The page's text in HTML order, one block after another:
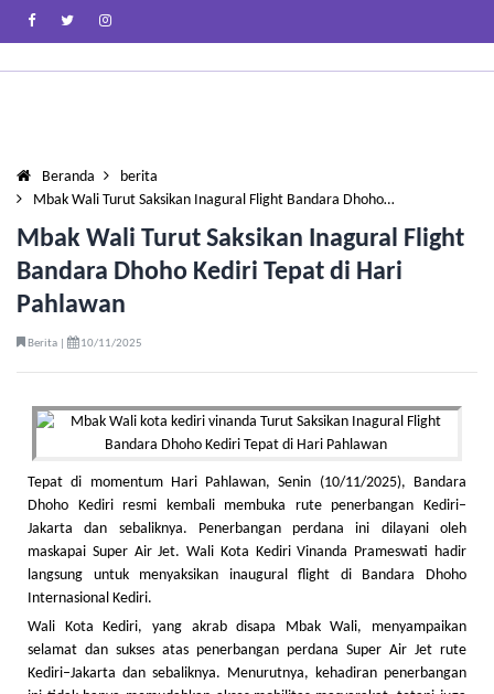
Beranda
berita
Mbak Wali Turut Saksikan Inagural Flight Bandara Dhoho…
Mbak Wali Turut Saksikan Inagural Flight
Bandara Dhoho Kediri Tepat di Hari
Pahlawan
Berita | 10/11/2025
Tepat di momentum Hari Pahlawan, Senin (10/11/2025), Bandara
Dhoho Kediri resmi kembali membuka rute penerbangan Kediri–
Jakarta dan sebaliknya. Penerbangan perdana ini dilayani oleh
maskapai Super Air Jet. Wali Kota Kediri Vinanda Prameswati hadir
langsung untuk menyaksikan inaugural flight di Bandara Dhoho
Internasional Kediri.
Wali Kota Kediri, yang akrab disapa Mbak Wali, menyampaikan
selamat dan sukses atas penerbangan perdana Super Air Jet rute
Kediri–Jakarta dan sebaliknya. Menurutnya, kehadiran penerbangan